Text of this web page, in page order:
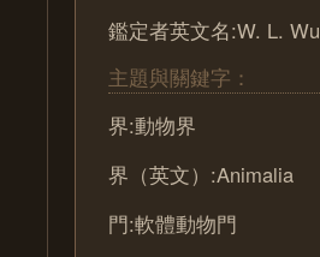
鑑定者英文名:W. L. Wu
主題與關鍵字：
界:動物界
界（英文）:Animalia
門:軟體動物門